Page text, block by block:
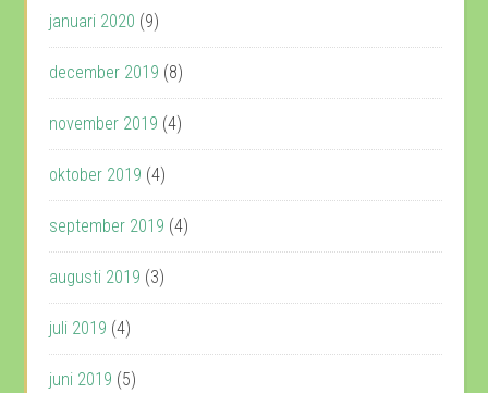
januari 2020 (9)
december 2019 (8)
november 2019 (4)
oktober 2019 (4)
september 2019 (4)
augusti 2019 (3)
juli 2019 (4)
juni 2019 (5)